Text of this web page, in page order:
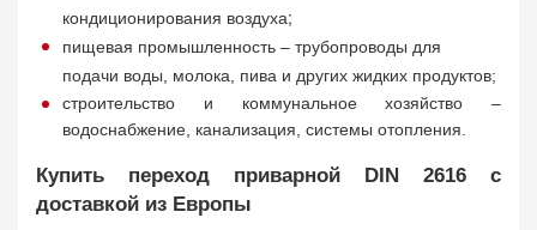
кондиционирования воздуха;
пищевая промышленность – трубопроводы для
подачи воды, молока, пива и других жидких продуктов;
строительство и коммунальное хозяйство –
водоснабжение, канализация, системы отопления.
Купить переход приварной DIN 2616 с
доставкой из Европы